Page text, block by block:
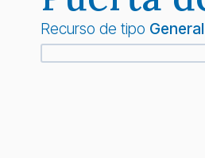
Recurso de tipo General